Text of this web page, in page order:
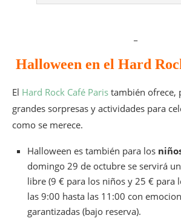
Halloween en el Hard
El Hard Rock Café Paris también ofrece,
grandes sorpresas y actividades para
como se merece.
Halloween es también para los
domingo 29 de octubre se servirá
libre (9 € para los niños y 25 € para
las 9:00 hasta las 11:00 con
garantizadas (bajo reserva).